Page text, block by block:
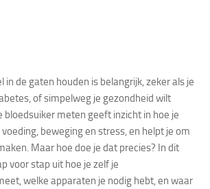
in de gaten houden is belangrijk, zeker als je
of simpelweg je gezondheid wilt
bloedsuiker meten geeft inzicht in hoe je
beweging en stress, en helpt je om
Maar hoe doe je dat precies? In dit
voor stap uit hoe je zelf je
welke apparaten je nodig hebt, en waar